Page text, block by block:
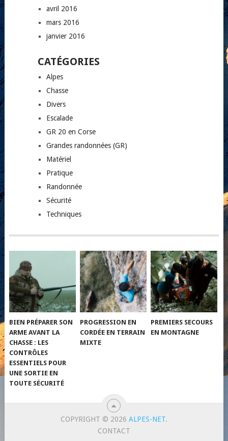
avril 2016
mars 2016
janvier 2016
CATÉGORIES
Alpes
Chasse
Divers
Escalade
GR 20 en Corse
Grandes randonnées (GR)
Matériel
Pratique
Randonnée
Sécurité
Techniques
BIEN PRÉPARER SON
ARME AVANT LA
CHASSE : LES
CONTRÔLES
ESSENTIELS POUR
UNE SORTIE EN
TOUTE SÉCURITÉ
PROGRESSION EN
CORDÉE EN TERRAIN
MIXTE
PREMIERS SECOURS
EN MONTAGNE
COPYRIGHT © 2026 ALPES-NET.
CONTACT